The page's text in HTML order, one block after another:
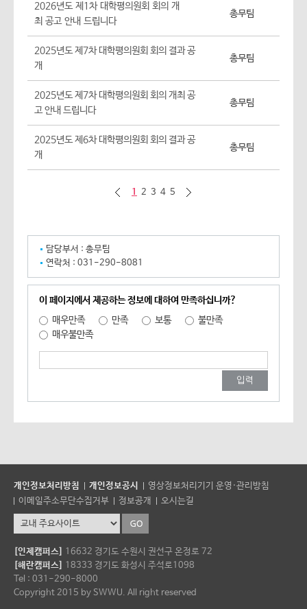
2026년도 제1차 대학평의원회 회의 개
최 공고 안내 드립니다
총무팀
2025년도 제7차 대학평의원회 회의 결과 공
개
총무팀
2025년도 제7차 대학평의원회 회의 개최 공
고 안내 드립니다
총무팀
2025년도 제6차 대학평의원회 회의 결과 공
개
총무팀
1 2 3 4 5
다음페이지 10개
담당부서 : 총무팀
연락처 : 031-290-8081
이 페이지에서 제공하는 정보에 대하여 만족하십니까?
매우만족
만족 보통
불만족
매우불만족
개인정보처리방침 개인정보공시
영상정보처리기기 운영·관리방침
이메일주소무단수집거부
정보공개 오시는길
[인제캠퍼스]
16632 경기도 수원시 권선구 온정로 72
[해란캠퍼스]
18333 경기도 화성시 주석로1098
Tel : 031-290-8000
Copyright 2015 by SWWU. All right reserved